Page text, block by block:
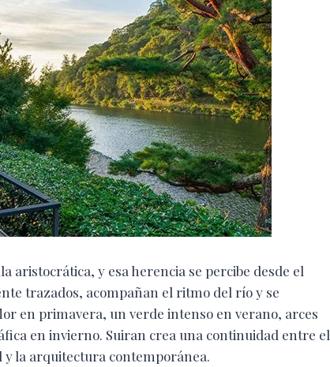
aristocrática, y esa herencia se percibe desde el
trazados, acompañan el ritmo del río y se
en primavera, un verde intenso en verano, arces
en invierno. Suiran crea una continuidad entre el
la arquitectura contemporánea.